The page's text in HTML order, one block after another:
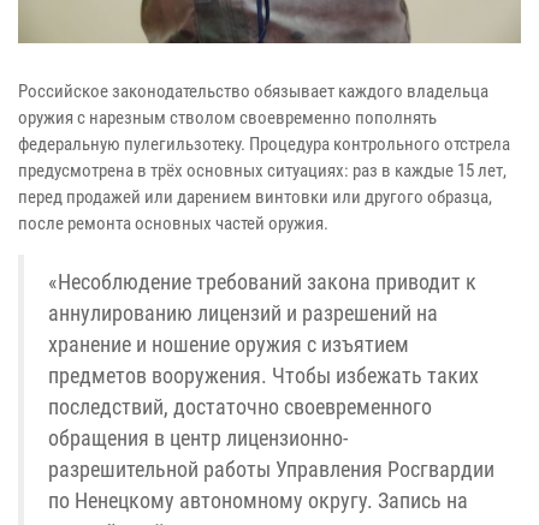
Российское законодательство обязывает каждого владельца
оружия с нарезным стволом своевременно пополнять
федеральную пулегильзотеку. Процедура контрольного отстрела
предусмотрена в трёх основных ситуациях: раз в каждые 15 лет,
перед продажей или дарением винтовки или другого образца,
после ремонта основных частей оружия.
«Несоблюдение требований закона приводит к
аннулированию лицензий и разрешений на
хранение и ношение оружия с изъятием
предметов вооружения. Чтобы избежать таких
последствий, достаточно своевременного
обращения в центр лицензионно-
разрешительной работы Управления Росгвардии
по Ненецкому автономному округу. Запись на